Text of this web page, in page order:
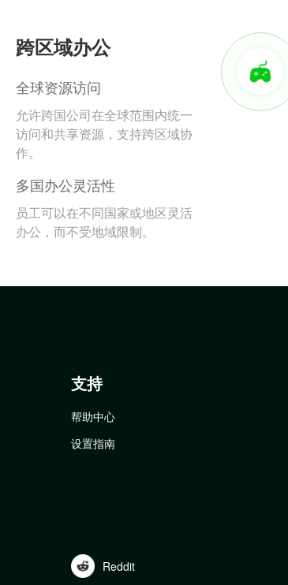
跨区域办公
全球资源访问
允许跨国公司在全球范围内统一
访问和共享资源，支持跨区域协
作。
多国办公灵活性
员工可以在不同国家或地区灵活
办公，而不受地域限制。
支持
帮助中心
设置指南
Reddit